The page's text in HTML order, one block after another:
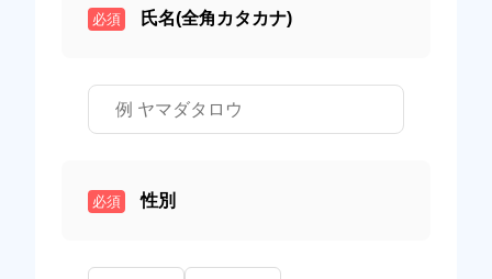
必須 氏名(全角カタカナ)
必須 性別